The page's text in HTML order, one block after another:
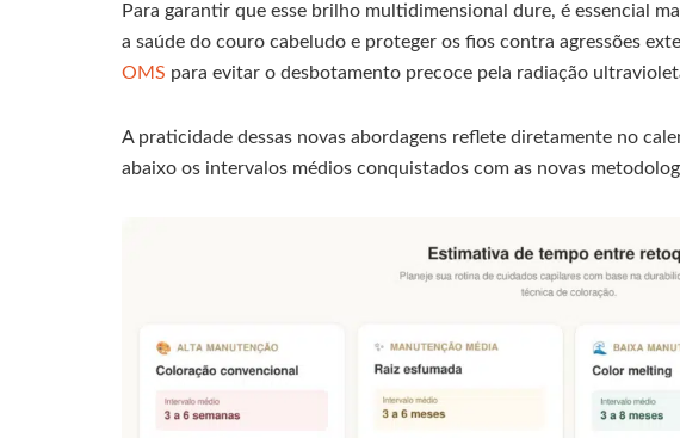
Para garantir que esse brilho multidimensional dure, é essencial
a saúde do couro cabeludo e proteger os fios contra agressões
OMS para evitar o desbotamento precoce pela radiação
A praticidade dessas novas abordagens reflete diretamente no
abaixo os intervalos médios conquistados com as novas